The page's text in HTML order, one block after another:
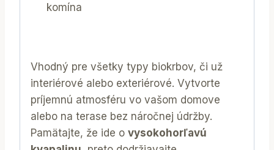
komína
Vhodný pre všetky typy biokrbov, či už
interiérové alebo exteriérové. Vytvorte
príjemnú atmosféru vo vašom domove
alebo na terase bez náročnej údržby.
Pamätajte, že ide o vysokohorľavú